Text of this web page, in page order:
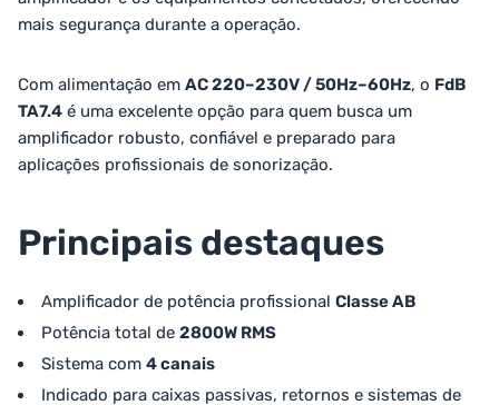
mais segurança durante a operação.
Com alimentação em AC 220–230V / 50Hz–60Hz, o FdB
TA7.4 é uma excelente opção para quem busca um
amplificador robusto, confiável e preparado para
aplicações profissionais de sonorização.
Principais destaques
Amplificador de potência profissional Classe AB
Potência total de 2800W RMS
Sistema com 4 canais
Indicado para caixas passivas, retornos e sistemas de